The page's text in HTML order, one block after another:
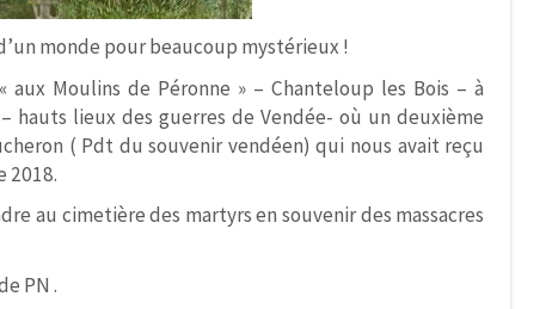
monde pour beaucoup mystérieux !
Moulins de Péronne » – Chanteloup les Bois – à
lieux des guerres de Vendée- où un deuxième
( Pdt du souvenir vendéen) qui nous avait reçu
2018.
au cimetière des martyrs en souvenir des massacres
PN .